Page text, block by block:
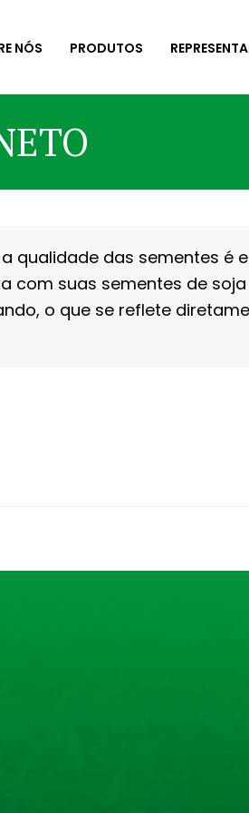
NÓS PRODUTOS
qualidade das sementes é
com suas sementes de
o que se reflete